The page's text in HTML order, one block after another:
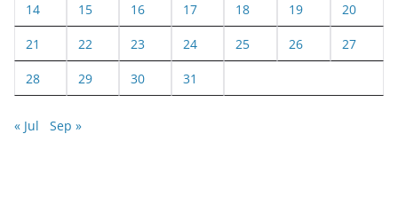
14 15 16 17 18 19 20
21 22 23 24 25 26 27
28 29 30 31
« Jul Sep »